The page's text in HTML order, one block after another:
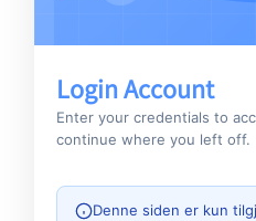
Login Account
Enter your credentials to
continue where you left off.
Denne siden er kun